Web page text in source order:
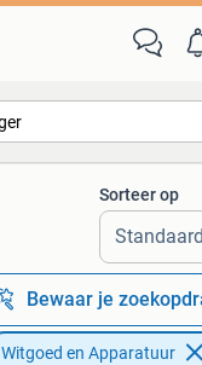
Alle afstanden…
Sorteer op
Bewaar je
Witgoed en Apparatuur